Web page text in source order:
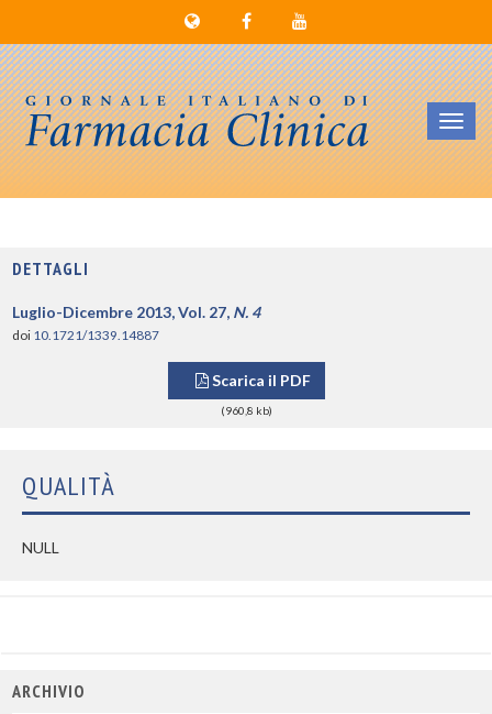
DETTAGLI
Luglio-Dicembre 2013, Vol. 27, N. 4
doi 10.1721/1339.14887
Scarica il PDF
(960,8 kb)
QUALITÀ
NULL
ARCHIVIO